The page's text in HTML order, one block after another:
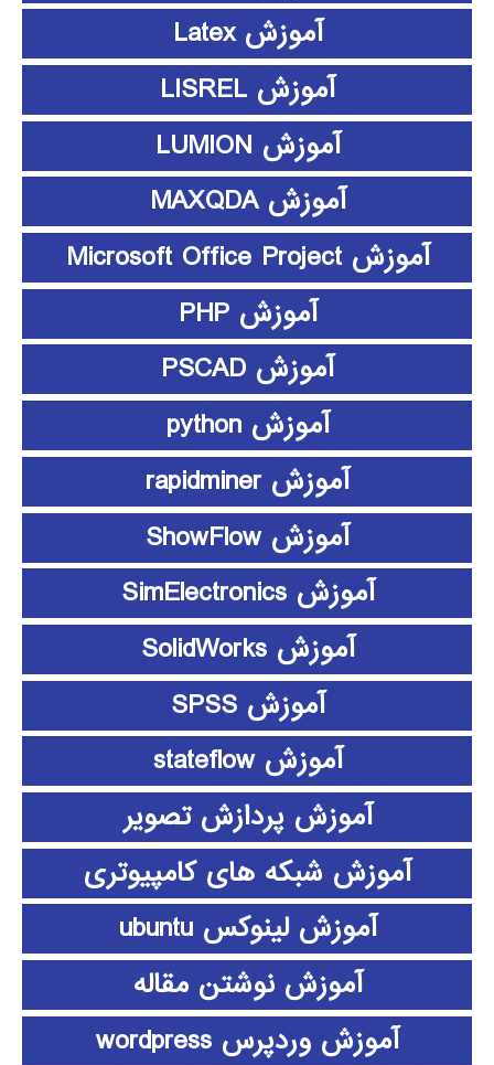
آموزش Latex
آموزش LISREL
آموزش LUMION
آموزش MAXQDA
آموزش Microsoft Office Project
آموزش PHP
آموزش PSCAD
آموزش python
آموزش rapidminer
آموزش ShowFlow
آموزش SimElectronics
آموزش SolidWorks
آموزش SPSS
آموزش stateflow
آموزش پردازش تصویر
آموزش شبکه های کامپیوتری
آموزش لینوکس ubuntu
آموزش نوشتن مقاله
آموزش وردپرس wordpress